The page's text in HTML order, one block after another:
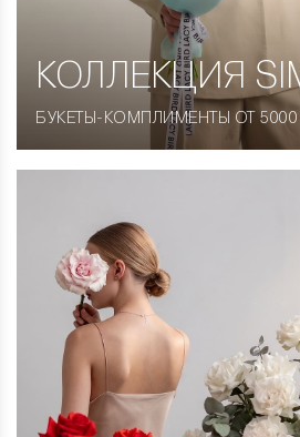
КОЛЛЕКЦИЯ
БУКЕТЫ-КОМПЛИМЕНТЫ ОТ 5000